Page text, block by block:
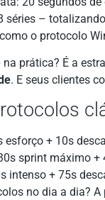
séries –
o protocolo
na prática? É a
. E seus clientes
esforço + 10s
sprint máximo +
intenso + 75s
no dia a dia?